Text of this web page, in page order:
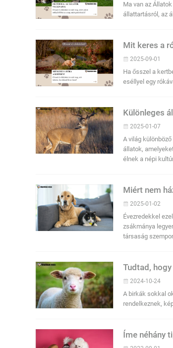
Ma van az
állattartásról, az
Mit keres a
2025-09-01
Ha ősszel a
eséllyel egy
Különleges
2025-01-07
A világ
állatok,
élnek a népi
Miért nem
2025-01-02
Évezredekkel
zsákmánya
társaság
Tudtad,
2024-10-24
A birkák sokkal
rendelkeznek,
Íme néhány